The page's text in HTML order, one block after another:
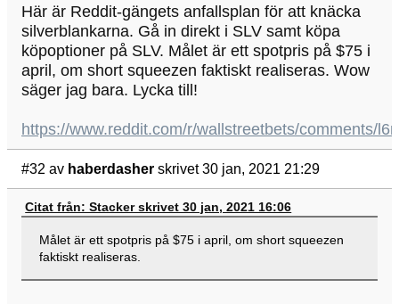
Här är Reddit-gängets anfallsplan för att knäcka
silverblankarna. Gå in direkt i SLV samt köpa
köpoptioner på SLV. Målet är ett spotpris på $75 i
april, om short squeezen faktiskt realiseras. Wow
säger jag bara. Lycka till!
https://www.reddit.com/r/wallstreetbets/comments/
#32 av haberdasher skrivet 30 jan, 2021 21:29
Citat från: Stacker skrivet 30 jan, 2021 16:06
Målet är ett spotpris på $75 i april, om short squeezen
faktiskt realiseras.